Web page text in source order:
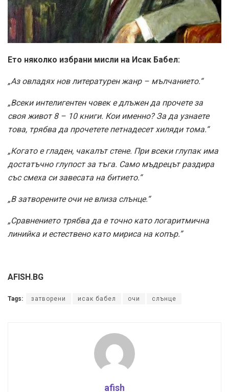
Ето няколко избрани мисли на Исак Бабел:
„Аз овладях нов литературен жанр – мълчанието.“
„Всеки интелигентен човек е длъжен да прочете за
своя живот 8 – 10 книги. Кои именно? За да узнаете
това, трябва да прочетете петнадесет хиляди тома.“
„Когато е гладен, чакалът стене. При всеки глупак има
достатъчно глупост за тъга. Само мъдрецът раздира
със смеха си завесата на битието.“
„В затворените очи не влиза слънце.“
„Сравнението трябва да е точно като логаритмична
линийка и естествено като мириса на копър.”
AFISH.BG
Tags: затворени исак бабел очи слънце
afish